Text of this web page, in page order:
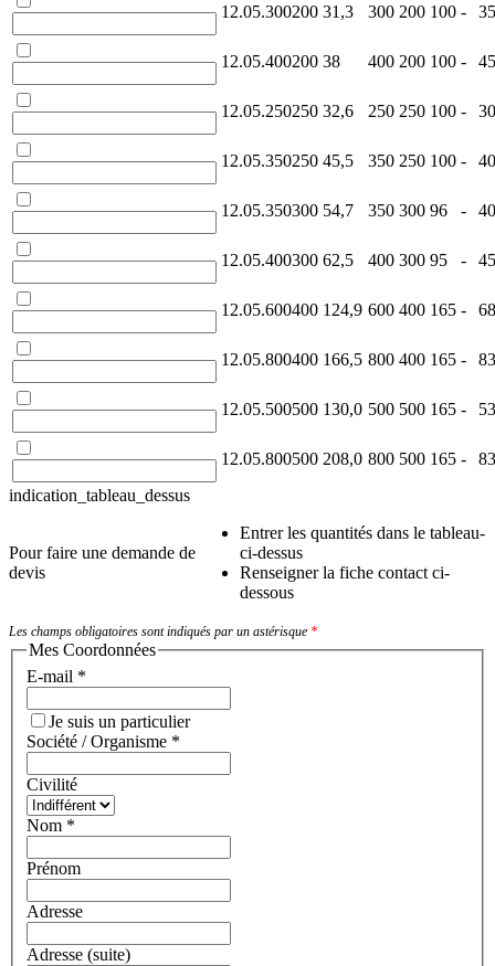
12.05.300200 31,3 300 200 100 -
12.05.400200 38 400 200 100 -
12.05.250250 32,6 250 250 100 -
12.05.350250 45,5 350 250 100 -
12.05.350300 54,7 350 300 96 -
12.05.400300 62,5 400 300 95 -
12.05.600400 124,9 600 400 165 -
12.05.800400 166,5 800 400 165 -
12.05.500500 130,0 500 500 165 -
12.05.800500 208,0 800 500 165 -
indication_tableau_dessus
Pour faire une demande de
devis
Entrer les quantités dans le tableau-
ci-dessus
Renseigner la fiche contact ci-
dessous
Les champs obligatoires sont indiqués par un astérisque *
Mes Coordonnées
E-mail *
Je suis un particulier
Société / Organisme *
Civilité
Nom *
Prénom
Adresse
Adresse (suite)